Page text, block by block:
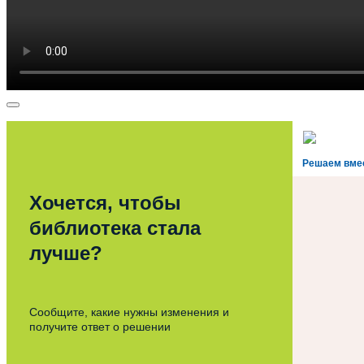
Решаем
Хочется, чтобы
библиотека стала
лучше?
Сообщите, какие нужны изменения и
получите ответ о решении